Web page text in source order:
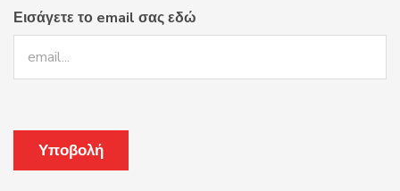
προϊόντος
Εισάγετε το email σας εδώ